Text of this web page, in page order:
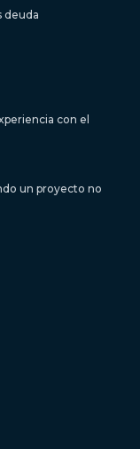
deuda
con el
un proyecto no